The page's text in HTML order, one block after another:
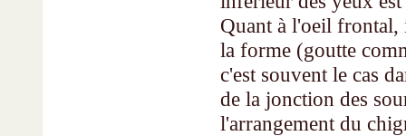
Quant à l'oeil fron­tal,
la forme (goutte
c'est souvent le cas
de la jonction des
l'arrangement du